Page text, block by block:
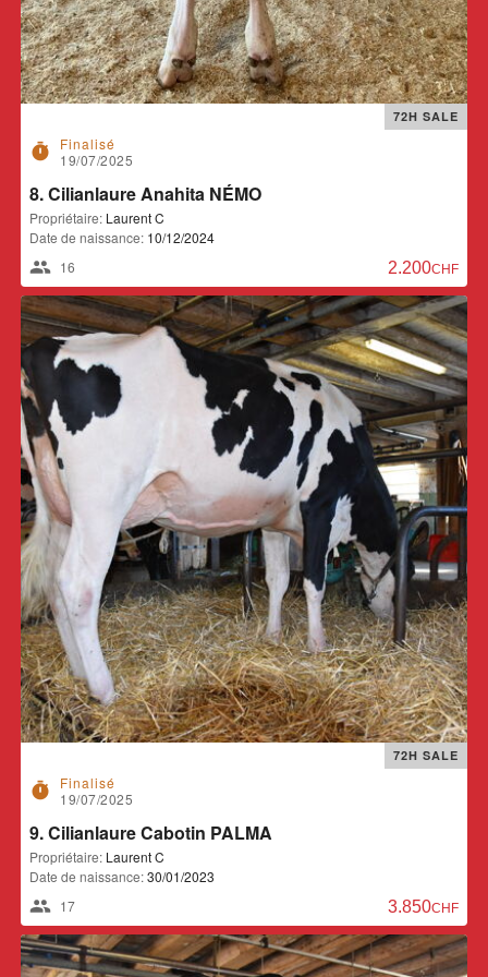
timer
Finalisé
19/07/2025
72H SALE
8. Cilianlaure Anahita NÉMO
Propriétaire: Laurent C
Date de naissance: 10/12/2024
16
2.200,00
timer
Finalisé
19/07/2025
72H SALE
9. Cilianlaure Cabotin PALMA
Propriétaire: Laurent C
Date de naissance:30/01/2023
17
3.850,00